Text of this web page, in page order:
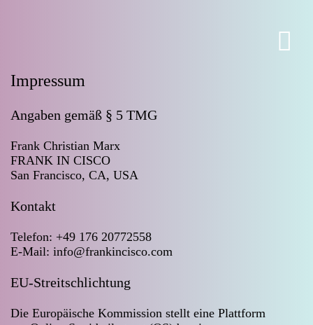
Gruppentour buchen
Impressum
Angaben gemäß § 5 TMG
Frank Christian Marx
FRANK IN CISCO
San Francisco, CA, USA
Kontakt
Telefon: +49 176 20772558
E-Mail: info@frankincisco.com
EU-Streitschlichtung
Die Europäische Kommission stellt eine Plattform